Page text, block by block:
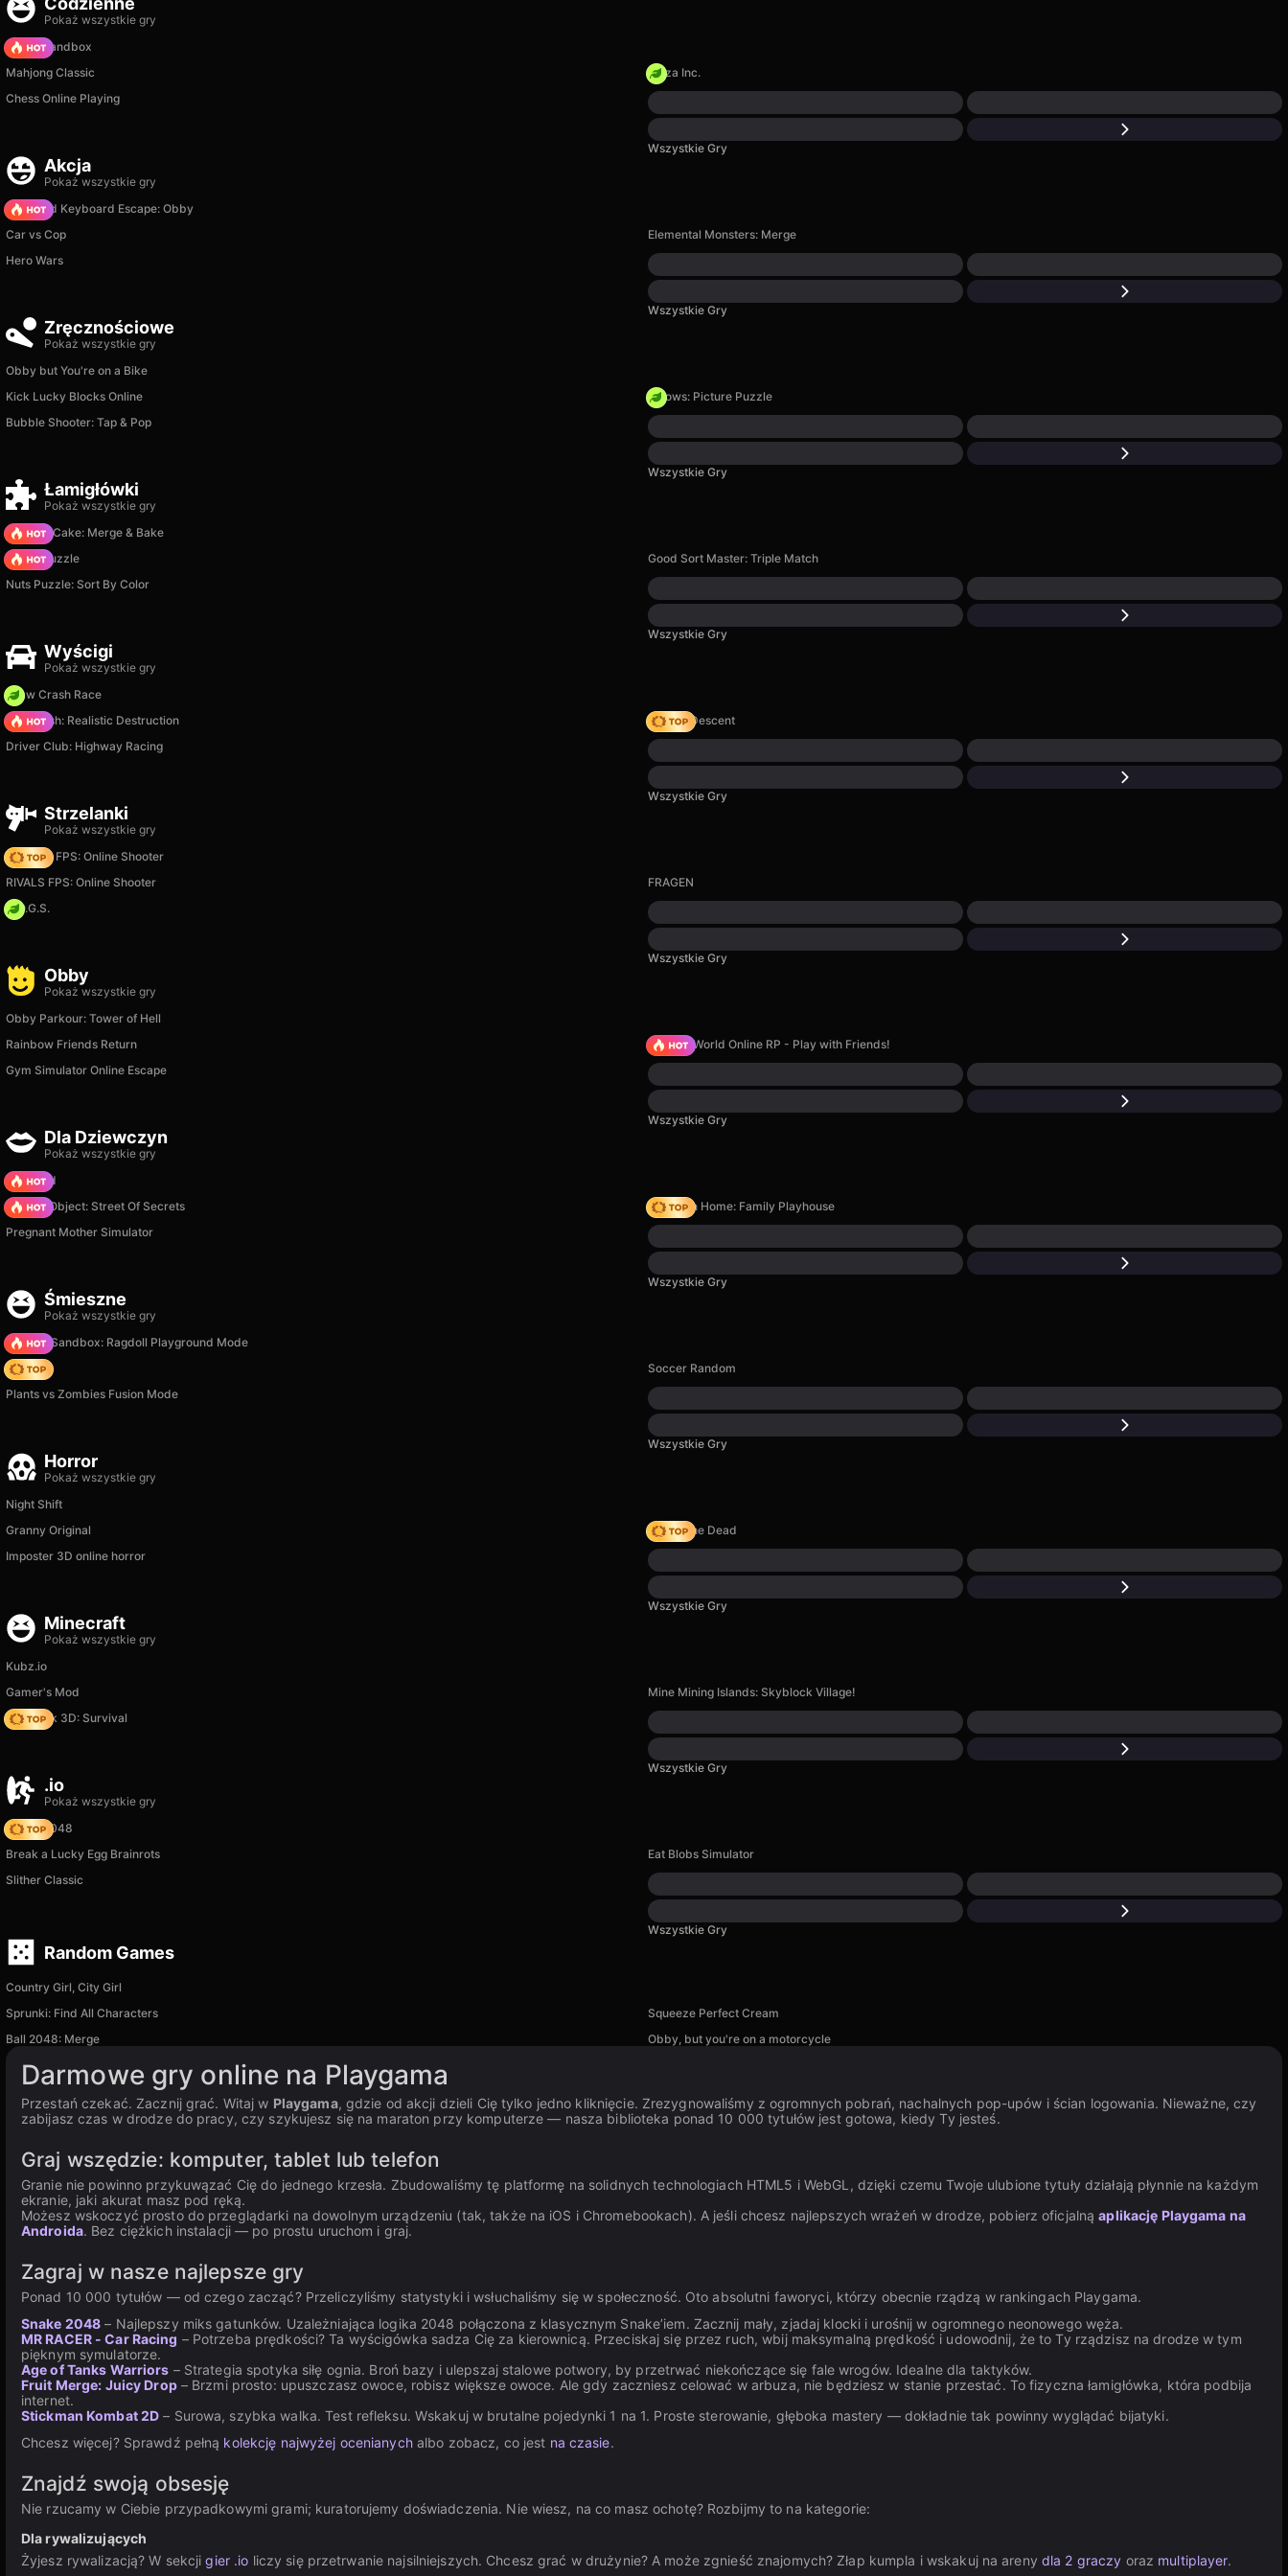
Pokaż wszystkie gry
Melon Sandbox
Mahjong Classic
Pizza Inc.
Chess Online Playing
Wszystkie Gry
Akcja
Pokaż wszystkie gry
+1 Speed Keyboard Escape: Obby
Car vs Cop
Elemental Monsters: Merge
Hero Wars
Wszystkie Gry
Zręcznościowe
Pokaż wszystkie gry
Obby but You're on a Bike
Kick Lucky Blocks Online
Arrows: Picture Puzzle
Bubble Shooter: Tap & Pop
Wszystkie Gry
Łamigłówki
Pokaż wszystkie gry
Piece of Cake: Merge & Bake
Arrow Puzzle
Good Sort Master: Triple Match
Nuts Puzzle: Sort By Color
Wszystkie Gry
Wyścigi
Pokaż wszystkie gry
Draw Crash Race
Car Crush: Realistic Destruction
Deadly Descent
Driver Club: Highway Racing
Wszystkie Gry
Strzelanki
Pokaż wszystkie gry
Hazmob FPS: Online Shooter
RIVALS FPS: Online Shooter
FRAGEN
H.O.G.S.
Wszystkie Gry
Obby
Pokaż wszystkie gry
Obby Parkour: Tower of Hell
Rainbow Friends Return
Sprunki World Online RP - Play with Friends!
Gym Simulator Online Escape
Wszystkie Gry
Dla Dziewczyn
Pokaż wszystkie gry
TB World
Hidden Object: Street Of Secrets
My Town Home: Family Playhouse
Pregnant Mother Simulator
Wszystkie Gry
Śmieszne
Pokaż wszystkie gry
Sprunki Sandbox: Ragdoll Playground Mode
Hedgies
Soccer Random
Plants vs Zombies Fusion Mode
Wszystkie Gry
Horror
Pokaż wszystkie gry
Night Shift
Granny Original
Rise of the Dead
Imposter 3D online horror
Wszystkie Gry
Minecraft
Pokaż wszystkie gry
Kubz.io
Gamer's Mod
Mine Mining Islands: Skyblock Village!
Skyblock 3D: Survival
Wszystkie Gry
.io
Pokaż wszystkie gry
Snake 2048
Break a Lucky Egg Brainrots
Eat Blobs Simulator
Slither Classic
Wszystkie Gry
Random Games
Country Girl, City Girl
Sprunki: Find All Characters
Squeeze Perfect Cream
Ball 2048: Merge
Obby, but you're on a motorcycle
Darmowe gry online na Playgama
Przestań czekać. Zacznij grać. Witaj w Playgama, gdzie od akcji dzieli Cię tylko jedno kliknięcie. Zrezygnowaliśmy z ogromnych pobrań, nachalnych pop-upów i ścian logowania. Nieważne, czy
zabijasz czas w drodze do pracy, czy szykujesz się na maraton przy komputerze — nasza biblioteka ponad 10 000 tytułów jest gotowa, kiedy Ty jesteś.
Graj wszędzie: komputer, tablet lub telefon
Granie nie powinno przykuwązać Cię do jednego krzesła. Zbudowaliśmy tę platformę na solidnych technologiach HTML5 i WebGL, dzięki czemu Twoje ulubione tytuły działają płynnie na każdym
ekranie, jaki akurat masz pod ręką.
Możesz wskoczyć prosto do przeglądarki na dowolnym urządzeniu (tak, także na iOS i Chromebookach). A jeśli chcesz najlepszych wrażeń w drodze, pobierz oficjalnąaplikację Playgama na
Androida. Bez ciężkich instalacji — po prostu uruchom i graj.
Zagraj w nasze najlepsze gry
Ponad 10 000 tytułów — od czego zacząć? Przeliczyliśmy statystyki i wsłuchaliśmy się w społeczność. Oto absolutni faworyci, którzy obecnie rządzą w rankingach Playgama.
Snake 2048 – Najlepszy miks gatunków. Uzależniająca logika 2048 połączona z klasycznym Snake’iem. Zacznij mały, zjadaj klocki i urośnij w ogromnego neonowego węża.
MR RACER - Car Racing – Potrzeba prędkości? Ta wyścigówka sadza Cię za kierownicą. Przeciskaj się przez ruch, wbij maksymalną prędkość i udowodnij, że to Ty rządzisz na drodze w tym
pięknym symulatorze.
Age of Tanks Warriors – Strategia spotyka siłę ognia. Broń bazy i ulepszaj stalowe potwory, by przetrwać niekończące się fale wrogów. Idealne dla taktyków.
Fruit Merge: Juicy Drop– Brzmi prosto: upuszczasz owoce, robisz większe owoce. Ale gdy zaczniesz celować w arbuza, nie będziesz w stanie przestać. To fizyczna łamigłówka, która podbija
internet.
Stickman Kombat 2D – Surowa, szybka walka. Test refleksu. Wskakuj w brutalne pojedynki 1 na 1. Proste sterowanie, głęboka mastery — dokładnie tak powinny wyglądać bijatyki.
Chcesz więcej? Sprawdź pełną kolekcję najwyżej ocenianychalbo zobacz, co jest na czasie.
Znajdź swoją obsesję
Nie rzucamy w Ciebie przypadkowymi grami; kuratorujemy doświadczenia. Nie wiesz, na co masz ochotę? Rozbijmy to na kategorie:
Dla rywalizujących
Żyjesz rywalizacją? W sekcjigier .io liczy się przetrwanie najsilniejszych. Chcesz grać w drużynie? A może zgnieść znajomych? Złap kumpla i wskakuj na areny dla 2 graczy oraz multiplayer.